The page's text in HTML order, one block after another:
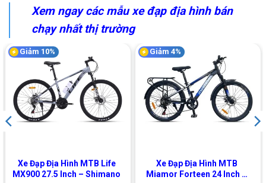
Xem ngay các mẫu xe đạp địa hình bán
chạy nhất thị trường
Giảm 10%
Xe Đạp Địa Hình MTB Life
MX900 27.5 Inch – Shimano
Giảm 4%
Xe Đạp Địa Hình MTB
Miamor Forteen 24 Inch –